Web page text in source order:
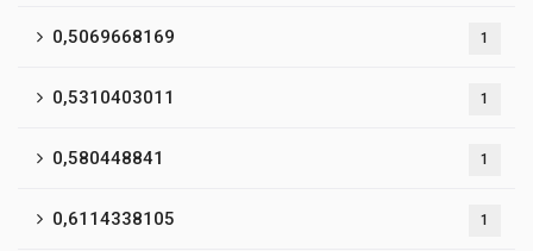
0,5069668169 1
0,5310403011 1
0,580448841 1
0,6114338105 1